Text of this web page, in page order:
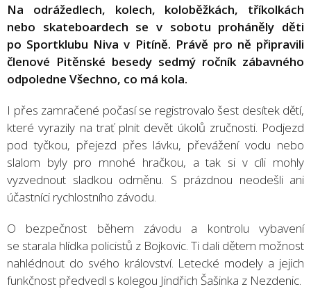
Na odrážedlech, kolech, koloběžkách, tříkolkách
nebo skateboardech se v sobotu proháněly děti
po Sportklubu Niva v Pitíně. Právě pro ně připravili
členové Pitěnské besedy sedmý ročník zábavného
odpoledne Všechno, co má kola.
I přes zamračené počasí se registrovalo šest desítek dětí,
které vyrazily na trať plnit devět úkolů zručnosti. Podjezd
pod tyčkou, přejezd přes lávku, převážení vodu nebo
slalom byly pro mnohé hračkou, a tak si v cíli mohly
vyzvednout sladkou odměnu. S prázdnou neodešli ani
účastníci rychlostního závodu.
O bezpečnost během závodu a kontrolu vybavení
se starala hlídka policistů z Bojkovic. Ti dali dětem možnost
nahlédnout do svého království. Letecké modely a jejich
funkčnost předvedl s kolegou Jindřich Šašinka z Nezdenic.